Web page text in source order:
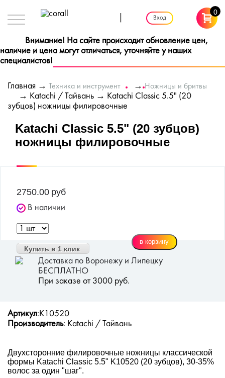
Вход
0
Внимание! На сайте происходит обновление цен,
наличие и цена могут отличаться, уточняйте у наших
специалистов!
Главная→ Техника и инструмент →Ножницы и бритвы
→ Katachi / Тайвань→ Katachi Classic 5.5" (20
зубцов) ножницы филировочные
Katachi Classic 5.5" (20 зубцов)
ножницы филировочные
2750.00 руб
В наличии
Купить в 1 клик
Доставка по Воронежу и Липецку
БЕСПЛАТНО
При заказе от 3000 руб.
Артикул:K10520
Производитель: Katachi / Тайвань
Двухсторонние филировочные ножницы классической
формы Katachi Classic 5.5" K10520 (20 зубцов), 30-35%
волос за один "шаг".